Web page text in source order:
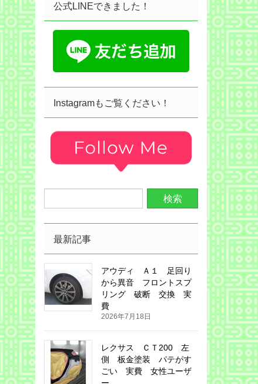
公式LINEできました！
Instagramもご覧ください！
最新記事
アウディ Ａ１ 足回り
から異音 フロントスプ
リング 破断 交換 実
費
2026年7月18日
レクサス ＣＴ200 左
側 板金塗装 パテがす
ごい 実費 女性ユーザ